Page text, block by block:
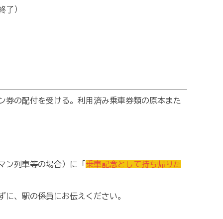
了）
の配付を受ける。利用済み乗車券類の原本また
列車等の場合）に「 乗車記念として持ち帰りた
、駅の係員にお伝えください。